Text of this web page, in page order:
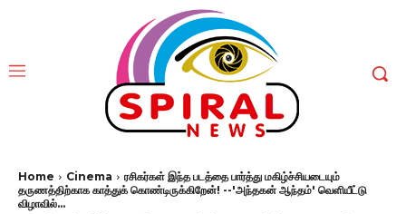
Home Cinema
ரசிகர்கள் இந்த படத்தை பார்த்து மகிழ்ச்சியடையும்
தருணத்திற்காக காத்துக் கொண்டிருக்கிறேன்! --'அந்தகன் ஆந்தம்' வெளியீட்டு
விழாவில்...